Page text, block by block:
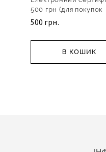
500 грн (для покупок
онлайн)
500 грн.
В КОШИК